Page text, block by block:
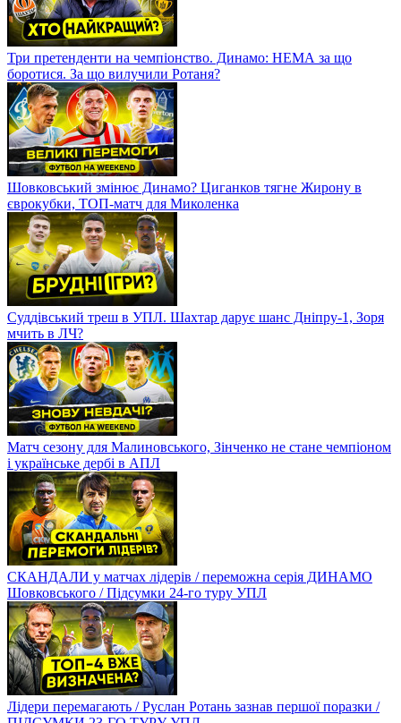
Три претенденти на чемпіонство. Динамо: НЕМА за що
боротися. За що вилучили Ротаня?
Шовковський змінює Динамо? Циганков тягне Жирону в
єврокубки, ТОП-матч для Миколенка
Суддівський треш в УПЛ. Шахтар дарує шанс Дніпру-1, Зоря
мчить в ЛЧ?
Матч сезону для Малиновського, Зінченко не стане чемпіоном
і українське дербі в АПЛ
СКАНДАЛИ у матчах лідерів / переможна серія ДИНАМО
Шовковського / Підсумки 24-го туру УПЛ
Лідери перемагають / Руслан Ротань зазнав першої поразки /